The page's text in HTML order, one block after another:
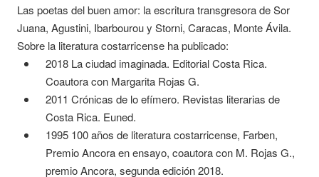
Las poetas del buen amor: la escritura transgresora de Sor
Juana, Agustini, Ibarbourou y Storni, Caracas, Monte Ávila.
Sobre la literatura costarricense ha publicado:
2018 La ciudad imaginada. Editorial Costa Rica.
Coautora con Margarita Rojas G.
2011 Crónicas de lo efímero. Revistas literarias de
Costa Rica. Euned.
1995 100 años de literatura costarricense, Farben,
Premio Ancora en ensayo, coautora con M. Rojas G.,
premio Ancora, segunda edición 2018.